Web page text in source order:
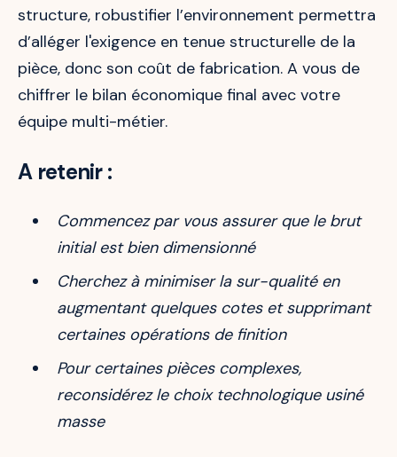
structure, robustifier l’environnement permettra
d’alléger l'exigence en tenue structurelle de la
pièce, donc son coût de fabrication. A vous de
chiffrer le bilan économique final avec votre
équipe multi-métier.
A retenir :
Commencez par vous assurer que le brut
initial est bien dimensionné
Cherchez à minimiser la sur-qualité en
augmentant quelques cotes et supprimant
certaines opérations de finition
Pour certaines pièces complexes,
reconsidérez le choix technologique usiné
masse